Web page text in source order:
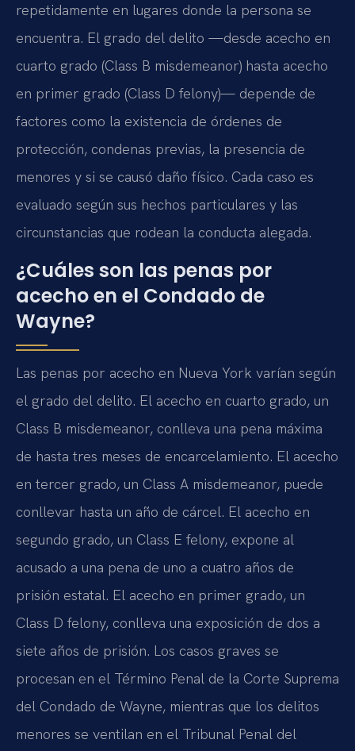
repetidamente en lugares donde la persona se
encuentra. El grado del delito —desde acecho en
cuarto grado (Class B misdemeanor) hasta acecho
en primer grado (Class D felony)— depende de
factores como la existencia de órdenes de
protección, condenas previas, la presencia de
menores y si se causó daño físico. Cada caso es
evaluado según sus hechos particulares y las
circunstancias que rodean la conducta alegada.
¿Cuáles son las penas por
acecho en el Condado de
Wayne?
Las penas por acecho en Nueva York varían según
el grado del delito. El acecho en cuarto grado, un
Class B misdemeanor, conlleva una pena máxima
de hasta tres meses de encarcelamiento. El acecho
en tercer grado, un Class A misdemeanor, puede
conllevar hasta un año de cárcel. El acecho en
segundo grado, un Class E felony, expone al
acusado a una pena de uno a cuatro años de
prisión estatal. El acecho en primer grado, un
Class D felony, conlleva una exposición de dos a
siete años de prisión. Los casos graves se
procesan en el Término Penal de la Corte Suprema
del Condado de Wayne, mientras que los delitos
menores se ventilan en el Tribunal Penal del